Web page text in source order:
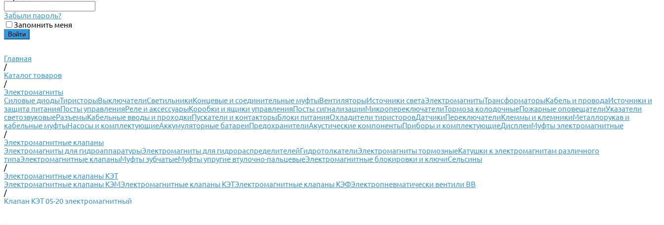
Забыли пароль?
Запомнить меня
Главная
/
Каталог товаров
/
Электромагниты
Силовые диодыТиристорыВыключателиСветильникиКонцевые и соединительные муфтыВентиляторыИсточники светаЭлектромагнитыТрансформаторыКабель и проводаИсточники и
защита питанияПосты управленияРеле и аксессуарыКоробки и ящики управленияПосты сигнализацииМикропереключателиТормоза колодочныеПожарные оповещателиУказатели
светозвуковыеРазъемыКабельные вводы и проходкиПускатели и контакторыБлоки питанияОхладители тиристоровДатчикиПереключателиКлеммы и клемникиМеталлорукав и
кабельные муфтыНасосы и комплектующиеАккумуляторные батареиПредохранителиАкустические компонентыПриборы и комплектующиеДисплеиМуфты электромагнитные
/
Электромагнитные клапаны
Электромагниты для гидроаппаратурыЭлектромагниты для гидрораспределителейГидротолкателиЭлектромагниты тормозныеКатушки к электромагнитам различного
типаЭлектромагнитные клапаныМуфты зубчатыеМуфты упругие втулочно-пальцевыеЭлектромагнитные блокировки и ключиСельсины
/
Электромагнитные клапаны КЭТ
Электромагнитные клапаны КЭМЭлектромагнитные клапаны КЭТЭлектромагнитные клапаны КЭФЭлектропневматически вентили ВВ
/
Клапан КЭТ 05-20 электромагнитный